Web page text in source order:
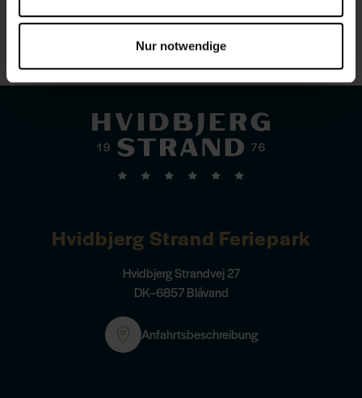
Nur notwendige
Hund erlaubt Plätze in vielen Größen
Hvidbjerg Strand Feriepark
Hvidbjerg Strandvej 27
DK–6857 Blåvand
Anfahrtsbeschreibung